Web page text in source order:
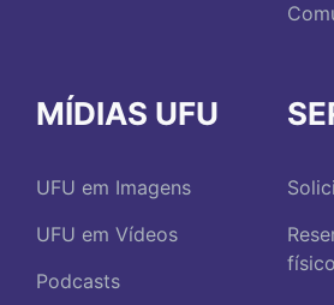
MÍDIAS UFU
UFU em Imagens
UFU em Vídeos
Podcasts
físico